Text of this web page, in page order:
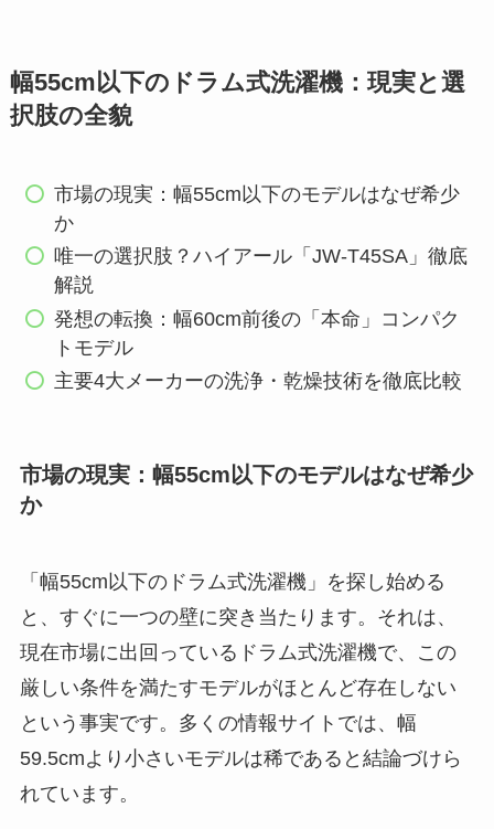
幅55cm以下のドラム式洗濯機：現実と選
択肢の全貌
市場の現実：幅55cm以下のモデルはなぜ希少
か
唯一の選択肢？ハイアール「JW-T45SA」徹底
解説
発想の転換：幅60cm前後の「本命」コンパク
トモデル
主要4大メーカーの洗浄・乾燥技術を徹底比較
市場の現実：幅55cm以下のモデルはなぜ希少
か
「幅55cm以下のドラム式洗濯機」を探し始める
と、すぐに一つの壁に突き当たります。それは、
現在市場に出回っているドラム式洗濯機で、この
厳しい条件を満たすモデルがほとんど存在しない
という事実です。多くの情報サイトでは、幅
59.5cmより小さいモデルは稀であると結論づけら
れています。